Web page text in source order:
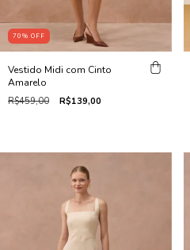
70% OFF
Vestido Midi com Cinto
Amarelo
R$459,00 R$139,00